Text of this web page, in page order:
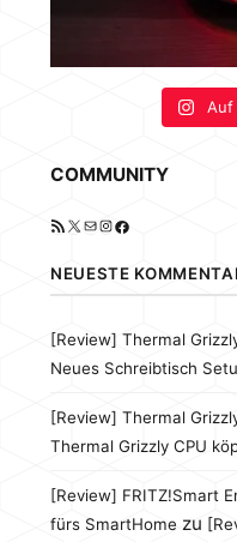
Auf
COMMUNITY
RSS-Feed
X E-MailInstagram
Facebook
NEUESTE
[Review] Thermal
Neues Schreibtisch
[Review] Thermal
Thermal Grizzly CPU
[Review] FRITZ!Smart
fürs SmartHome zu